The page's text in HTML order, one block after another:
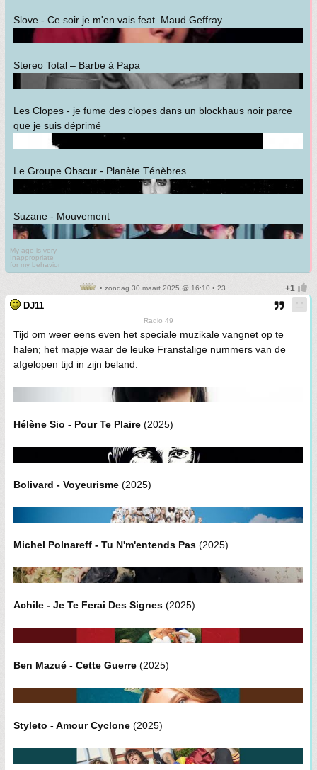
Slove - Ce soir je m'en vais feat. Maud Geffray
Stereo Total – Barbe à Papa
Les Clopes - je fume des clopes dans un blockhaus noir parce
que je suis déprimé
Le Groupe Obscur - Planète Ténèbres
Suzane - Mouvement
My age is very
Inappropriate
for my behavior
• zondag 30 maart 2025 @ 16:10 • 23
DJ11
Radio 49
Tijd om weer eens even het speciale muzikale vangnet op te
halen; het mapje waar de leuke Franstalige nummers van de
afgelopen tijd in zijn beland:
Hélène Sio - Pour Te Plaire (2025)
Bolivard - Voyeurisme (2025)
Michel Polnareff - Tu N'm'entends Pas (2025)
Achile - Je Te Ferai Des Signes (2025)
Ben Mazué - Cette Guerre (2025)
Styleto - Amour Cyclone (2025)